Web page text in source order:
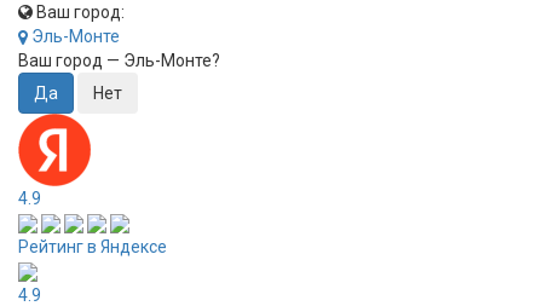
Ваш город:
Эль-Монте
Ваш город — Эль-Монте?
4.9
Рейтинг в Яндексе
4.9